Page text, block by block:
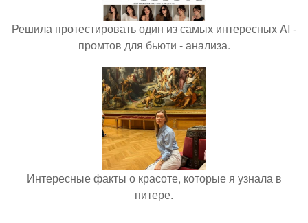
Решила протестировать один из самых интересных AI -
промтов для бьюти - анализа.
Интересные факты о красоте, которые я узнала в
питере.